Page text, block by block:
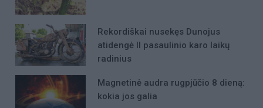
Rekordiškai nusekęs Dunojus
atidengė II pasaulinio karo laikų
radinius
Magnetinė audra rugpjūčio 8 dieną:
kokia jos galia